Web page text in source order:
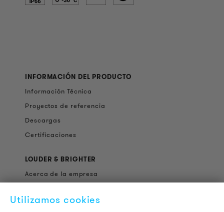
INFORMACIÓN DEL PRODUCTO
Información Técnica
Proyectos de referencia
Descargas
Certificaciones
LOUDER & BRIGHTER
Acerca de la empresa
Jobs
Utilizamos cookies